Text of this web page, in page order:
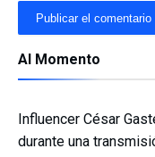
Al Momento
Influencer César
durante una